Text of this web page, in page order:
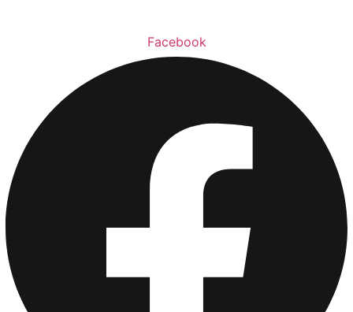
Facebook